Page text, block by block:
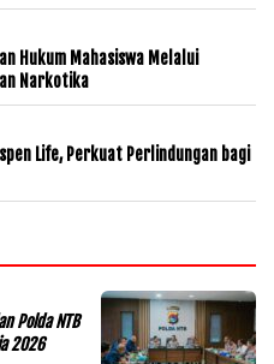
Hukum Mahasiswa Melalui
Narkotika
Life, Perkuat Perlindungan bagi
Polda NTB
2026